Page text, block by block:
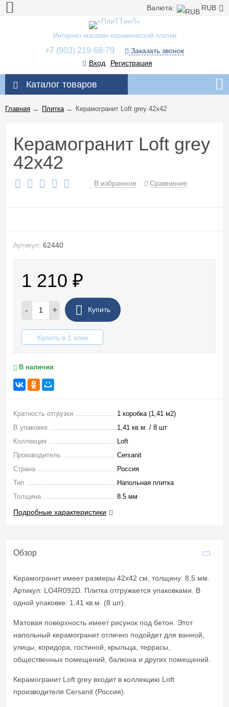
Валюта: RUB
Интернет-магазин керамической плитки
+7 (903) 219-68-79
Заказать звонок
Вход
Регистрация
Каталог товаров
Главная → Плитка→ Керамогранит Loft grey 42x42
Керамогранит Loft grey
42x42
В избранное Сравнение
Артикул: 62440
1 210 ₽
- + Купить
Купить в 1 клик
В наличии
Кратность отгрузки
1 коробка (1,41 м2)
В упаковке
1,41 кв.м. / 8 шт
Коллекция
Loft
Производитель
Cersanit
Страна
Россия
Тип
Напольная плитка
Толщина
8.5 мм
Подробные характеристики
Обзор
Керамогранит имеет размеры 42x42 см, толщину: 8,5 мм.
Артикул: LO4R092D. Плитка отгружается упаковками. В
одной упаковке: 1,41 кв.м. (8 шт).
Матовая поверхность имеет рисунок под бетон. Этот
напольный керамогранит отлично подойдет для ванной,
улицы, коридора, гостиной, крыльца, террасы,
общественных помещений, балкона и других помещений.
Керамогранит Loft grey входит в коллекцию Loft
производителя Cersanit (Россия).